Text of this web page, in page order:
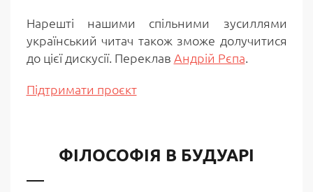
Нарешті нашими спільними зусиллями
український читач також зможе долучитися
до цієї дискусії. Переклав Андрій Рєпа.
Підтримати проєкт
ФІЛОСОФІЯ В БУДУАРІ